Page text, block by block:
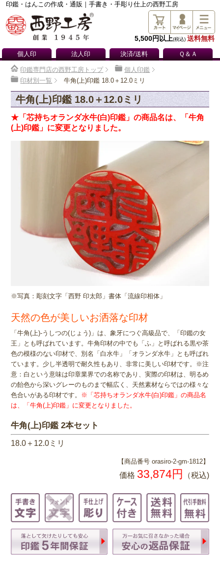
印鑑・はんこの作成・通販｜手書き・手彫り仕上の西野工房
5,500円以上(税込) 送料無料
個人印 法人印 決済/送料 Ｑ＆Ａ
印鑑専門店の西野工房トップ
個人印鑑
印材別一覧
牛角(上)印鑑 18.0＋12.0ミリ
牛角(上)印鑑 18.0＋12.0ミリ
★「芯持ちオランダ水牛(白)印鑑」の商品名は、「牛角
(上)印鑑」に変更となりました。
※写真：彫刻文字「西野 印太郎」書体「流線印相体」
天然の色が美しいお洒落な印材
「牛角(上)-うしつの(じょう)」は、象牙につぐ高級品で、「印鑑の女
王」とも呼ばれています。牛角印材の中でも「ふ」と呼ばれる黒や茶
色の模様のない印材で、別名「白水牛」「オランダ水牛」とも呼ばれ
ています。少し半透明で耐久性もあり、非常に美しい印材です。※注
意：白という意味は印章業界での名称であり、実際の印材は、明るめ
の飴色から深いグレーのものまで幅広く、天然素材ならではの様々な
色合いがある印材です。
※「芯持ちオランダ水牛(白)印鑑」の商品名
は、「牛角(上)印鑑」に変更となりました。
牛角(上)印鑑 2本セット
18.0＋12.0ミリ
【商品番号 orasiro-2-gm-1812】
価格 33,874円 （税込)